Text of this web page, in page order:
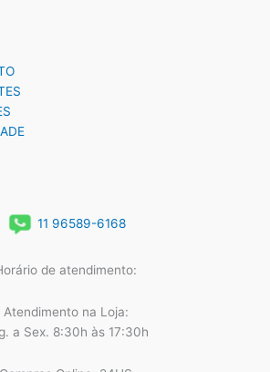
11 96589-6168
de atendimento:
Atendimento na Loja:
a Sex. 8:30h às 17:30h